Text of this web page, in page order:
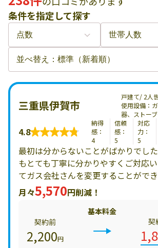
条件を指定して探す
三重県伊賀市
戸建て/ 2人
使用設備：
器、ストー
4.8
納得
感：
4
信頼
感：
5
対応
力：
5
最初は分からないことがばかりでし
もとても丁寧に分かりやすくご対応
てガス会社さんを変更することができ
月々5,570円削減！
基本料金
契約前
2,200円
契